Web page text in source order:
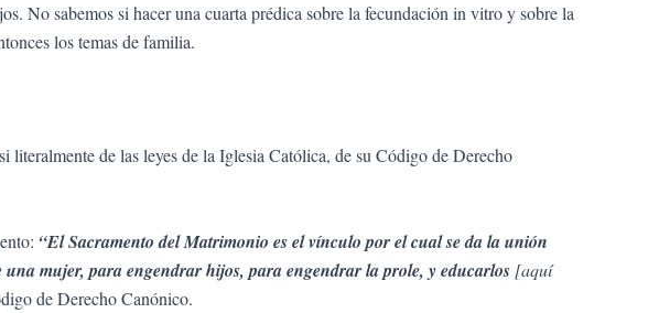
No sabemos si hacer una cuarta prédica sobre la fecundación in vitro y sobre la
los temas de familia.
de las leyes de la Iglesia Católica, de su Código de Derecho
“El Sacramento del Matrimonio es el vínculo por el cual se da la unión
una mujer, para engendrar hijos, para engendrar la prole, y educarlos [aquí
de Derecho Canónico.